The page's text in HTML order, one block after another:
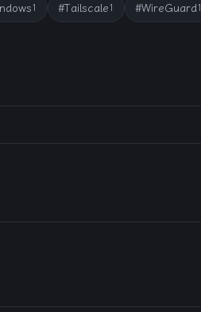
1 #Tailscale1 #WireGuard1